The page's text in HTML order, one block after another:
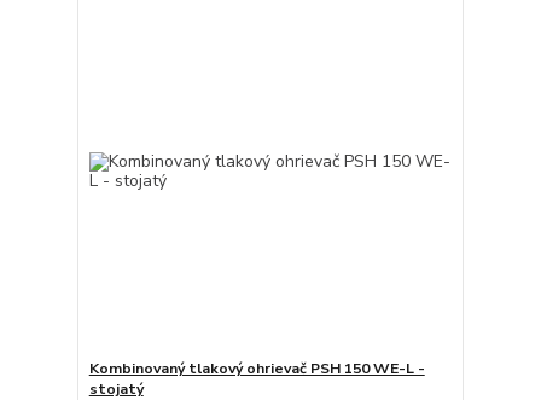
Kombinovaný tlakový ohrievač PSH 150 WE-L -
stojatý